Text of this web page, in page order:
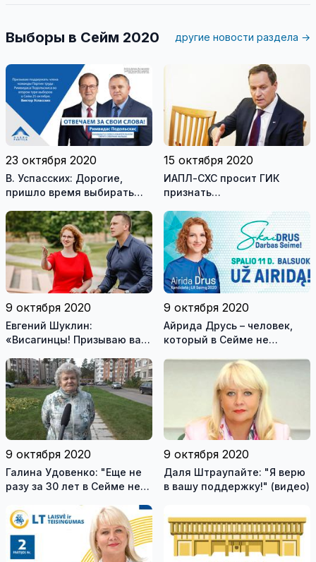
Выборы в Сейм 2020 другие новости раздела →
23 октября 2020
В. Успасских: Дорогие,
пришло время выбирать
смелую и амбициозную
программу и не бедную,
достойную жизнь для вас
15 октября 2020
ИАПЛ-СХС просит ГИК
признать
выборы в Сейм в
многомандатном округе
9 октября 2020
Евгений Шуклин:
«Висагинцы! Призываю вас
Друсь!»
9 октября 2020
Айрида Друсь – человек,
который в Сейме не
9 октября 2020
Галина Удовенко: "Еще не
разу за 30 лет в Сейме не
Висагинаса" (видео)
9 октября 2020
Даля Штраупайте: "Я верю
в вашу поддержку!" (видео)